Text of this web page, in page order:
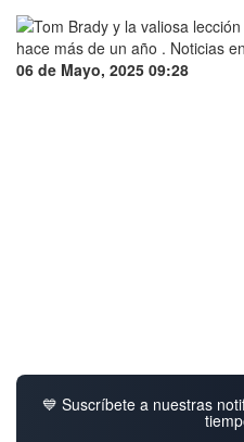
06 de Mayo, 2025 09:28
💙 Suscríbete a nuestras